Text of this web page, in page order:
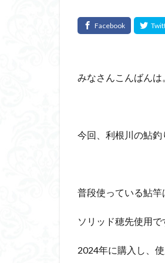
みなさんこんばんは
今回、利根川の鮎釣
普段使っている鮎竿
ソリッド穂先使用で
2024年に購入し、使